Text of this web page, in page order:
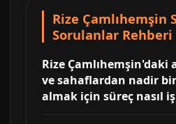
Rize Çamlıhemşin
Sorulanlar Rehberi
Rize Çamlıhemşin'daki
ve sahaflardan nadir bir
almak için süreç nasıl